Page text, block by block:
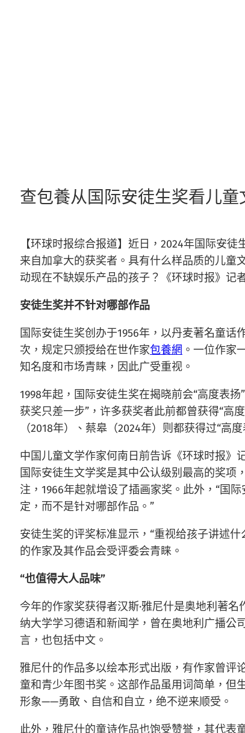
查包養从国际安徒生奖看儿童
【环球时报综合报道】近日，2024年国际安
来自加拿大的获奖者。具有什么样品质的儿童
动现在不缺娱乐产品的孩子？《环球时报》记
安徒生奖并不针对哪部作品
国际安徒生奖创办于1956年，以丹麦著名童
次，规定只颁授给在世作家包養網 。一位作家
知名度和市场青睐，因此广受重视。
1998年起，国际安徒生奖在揭晓前会“高度表
获奖只差一步”，许多获奖者此前都曾获得“高
（2018年）、蔡皋（2024年）则都获得过“高度
中国儿童文学作家何南日前告诉《环球时报》
国际安徒生文学奖是其中公认级别最高的奖项
注，1966年起就增设了插画家奖。此外，“国
定，而不是针对哪部作品。”
安徒生奖的评奖标准显示，“重视给孩子讲述
的作家及其作品会受评委会青睐。
“也值得大人品味”
今年的作家奖获得者汉斯·雅尼什是奥地利著
纳大学学习德语和新闻学，曾在奥地利广播公
言，也包括中文。
雅尼什的作品多以绘本形式出版，有作家曾评
童和青少年图书奖。这部作品虽用词简单，但
形象——勇敢、自信和自立，绝不逆来顺受。
此外，雅尼什的童诗作品也饱受赞誉，其代表